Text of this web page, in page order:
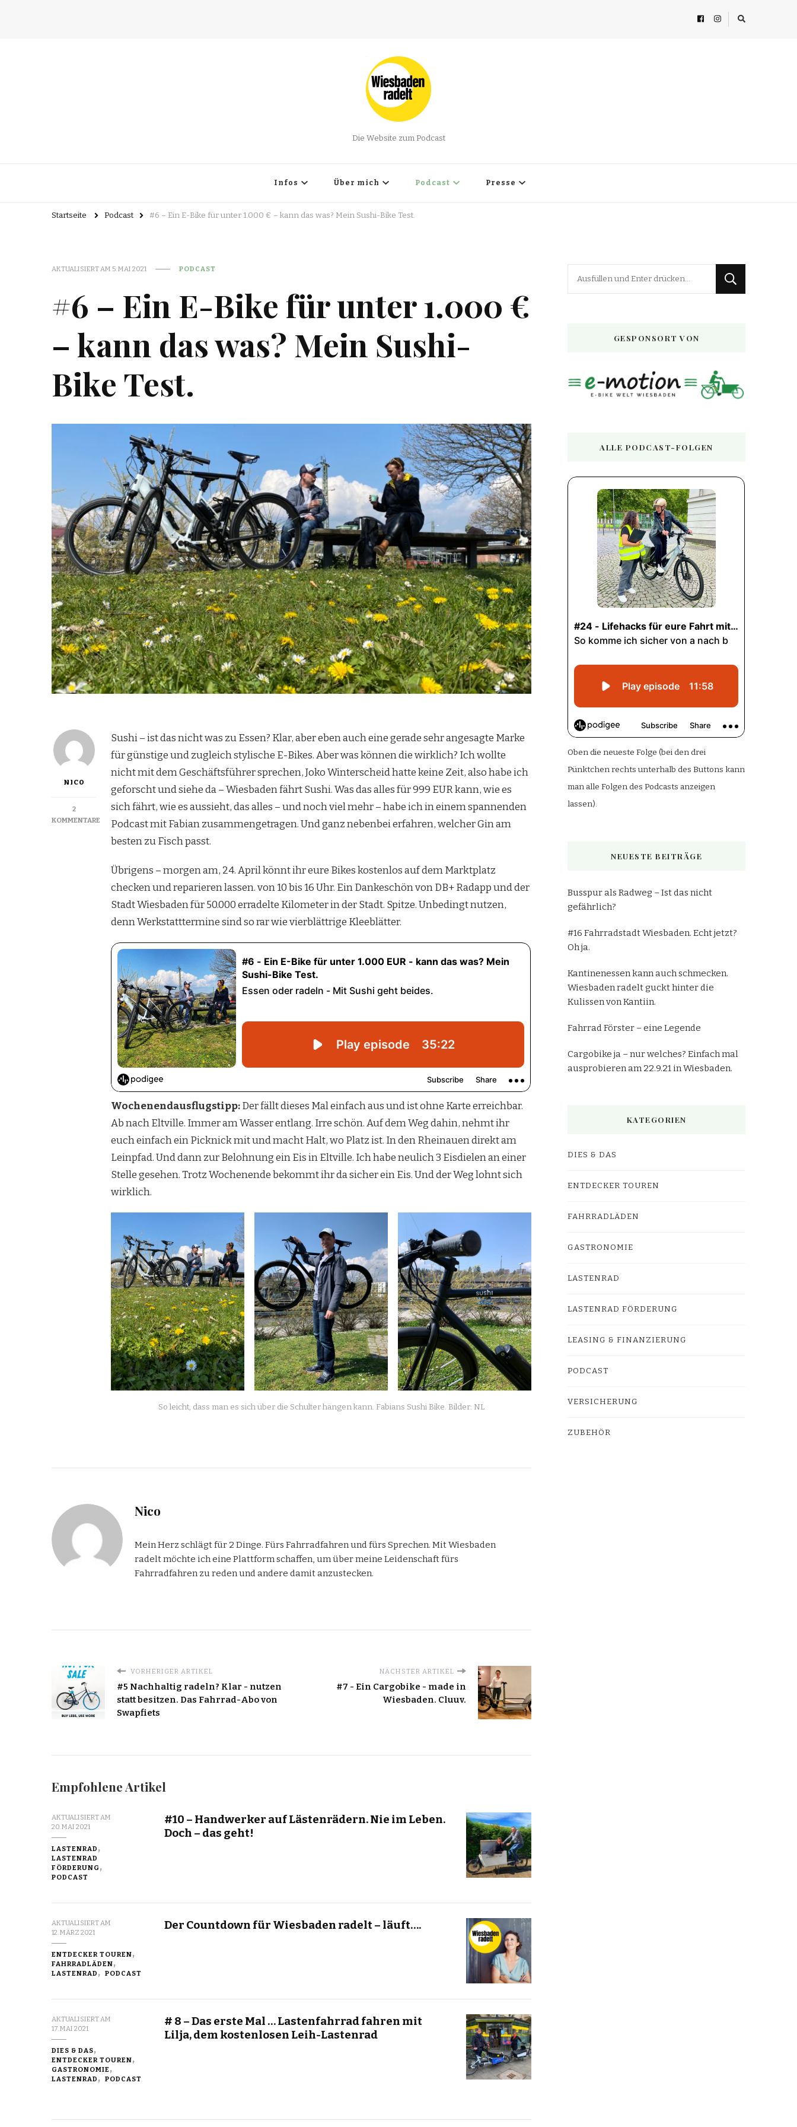
Die Website zum Podcast
Infos Über mich Podcast Presse
Startseite Podcast #6 – Ein E-Bike für unter 1.000 € – kann das was? Mein Sushi-Bike Test.
AKTUALISIERT AM 5. MAI 2021 PODCAST
#6 – Ein E-Bike für unter 1.000 €
– kann das was? Mein Sushi-
Bike Test.
NICO
2
KOMMENTARE
Sushi – ist das nicht was zu Essen? Klar, aber eben auch eine gerade sehr angesagte Marke
für günstige und zugleich stylische E-Bikes. Aber was können die wirklich? Ich wollte
nicht mit dem Geschäftsführer sprechen, Joko Winterscheid hatte keine Zeit, also habe ich
geforscht und siehe da – Wiesbaden fährt Sushi. Was das alles für 999 EUR kann, wie es
sich fährt, wie es aussieht, das alles – und noch viel mehr – habe ich in einem spannenden
Podcast mit Fabian zusammengetragen. Und ganz nebenbei erfahren, welcher Gin am
besten zu Fisch passt.
Übrigens – morgen am, 24. April könnt ihr eure Bikes kostenlos auf dem Marktplatz
checken und reparieren lassen. von 10 bis 16 Uhr. Ein Dankeschön von DB+ Radapp und der
Stadt Wiesbaden für 50.000 erradelte Kilometer in der Stadt. Spitze. Unbedingt nutzen,
denn Werkstatttermine sind so rar wie vierblättrige Kleeblätter.
Wochenendausflugstipp:Der fällt dieses Mal einfach aus und ist ohne Karte erreichbar.
Ab nach Eltville. Immer am Wasser entlang. Irre schön. Auf dem Weg dahin, nehmt ihr
euch einfach ein Picknick mit und macht Halt, wo Platz ist. In den Rheinauen direkt am
Leinpfad. Und dann zur Belohnung ein Eis in Eltville. Ich habe neulich 3 Eisdielen an einer
Stelle gesehen. Trotz Wochenende bekommt ihr da sicher ein Eis. Und der Weg lohnt sich
wirklich.
So leicht, dass man es sich über die Schulter hängen kann. Fabians Sushi Bike. Bilder: NL
Nico
Mein Herz schlägt für 2 Dinge. Fürs Fahrradfahren und fürs Sprechen. Mit Wiesbaden
radelt möchte ich eine Plattform schaffen, um über meine Leidenschaft fürs
Fahrradfahren zu reden und andere damit anzustecken.
VORHERIGER ARTIKEL
#5 Nachhaltig radeln? Klar - nutzen
statt besitzen. Das Fahrrad-Abo von
Swapfiets
NÄCHSTER ARTIKEL
#7 - Ein Cargobike - made in
Wiesbaden. Cluuv.
Empfohlene Artikel
AKTUALISIERT AM
20. MAI 2021
LASTENRAD
LASTENRAD
FÖRDERUNG
PODCAST
#10 – Handwerker auf Lästenrädern. Nie im Leben.
Doch – das geht!
AKTUALISIERT AM
12. MÄRZ 2021
ENTDECKER TOUREN
FAHRRADLÄDEN
LASTENRAD
PODCAST
Der Countdown für Wiesbaden radelt – läuft….
AKTUALISIERT AM
17. MAI 2021
DIES & DAS
ENTDECKER TOUREN
GASTRONOMIE
LASTENRAD
PODCAST
# 8 – Das erste Mal … Lastenfahrrad fahren mit
Lilja, dem kostenlosen Leih-Lastenrad
GESPONSORT VON
ALLE PODCAST-FOLGEN
Oben die neueste Folge (bei den drei
Pünktchen rechts unterhalb des Buttons kann
man alle Folgen des Podcasts anzeigen
lassen).
NEUESTE BEITRÄGE
Busspur als Radweg – Ist das nicht
gefährlich?
#16 Fahrradstadt Wiesbaden. Echt jetzt?
Oh ja.
Kantinenessen kann auch schmecken.
Wiesbaden radelt guckt hinter die
Kulissen von Kantiin.
Fahrrad Förster – eine Legende
Cargobike ja – nur welches? Einfach mal
ausprobieren am 22.9.21 in Wiesbaden.
KATEGORIEN
DIES & DAS
ENTDECKER TOUREN
FAHRRADLÄDEN
GASTRONOMIE
LASTENRAD
LASTENRAD FÖRDERUNG
LEASING & FINANZIERUNG
PODCAST
VERSICHERUNG
ZUBEHÖR